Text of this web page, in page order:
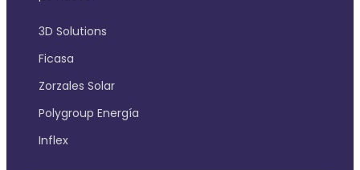
3D Solutions
Ficasa
Zorzales Solar
Polygroup Energía
Inflex